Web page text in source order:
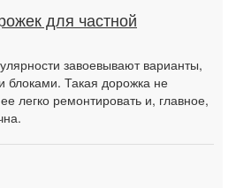
для частной
завоевывают варианты,
Такая дорожка не
легко ремонтировать и, главное,